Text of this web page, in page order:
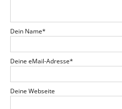
Dein Name*
Deine eMail-Adresse*
Deine Webseite